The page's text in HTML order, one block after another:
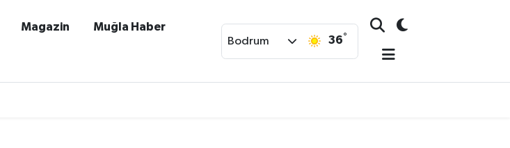
Magazin Muğla Haber
Bodrum 36°